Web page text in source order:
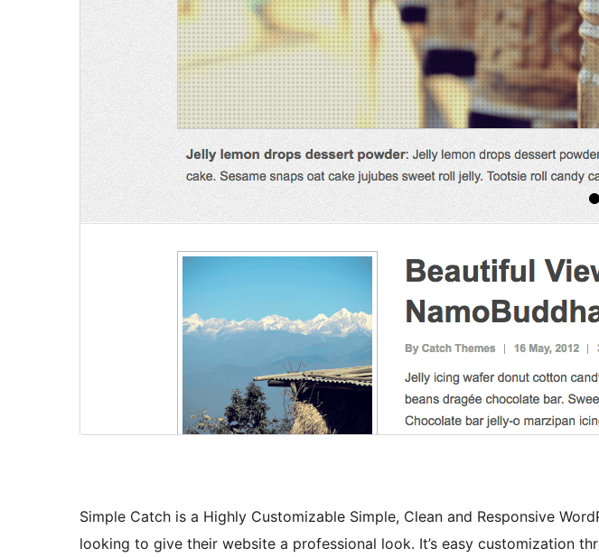
Simple Catch is a Highly Customizable Simple, Clean and Responsive
looking to give their website a professional look. It’s easy customization